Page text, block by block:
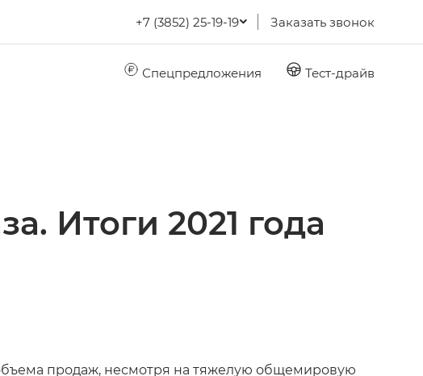
+7 (3852) 25-19-19 Заказать звонок
Спецпредложения Тест-драйв
Итоги 2021 года
продаж, несмотря на тяжелую общемировую